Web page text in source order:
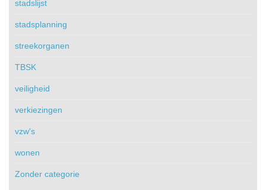
stadslijst
stadsplanning
streekorganen
TBSK
veiligheid
verkiezingen
vzw's
wonen
Zonder categorie